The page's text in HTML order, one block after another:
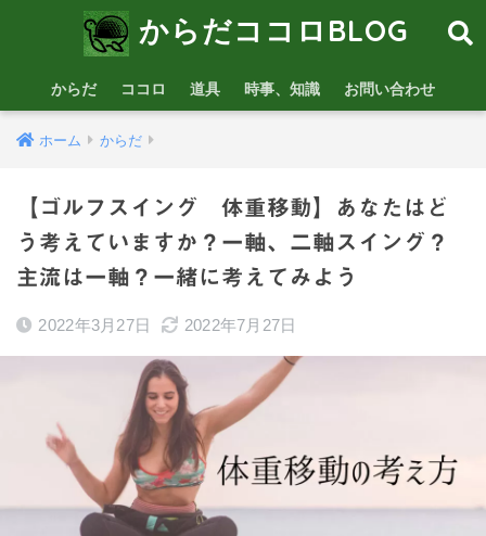
からだココロBLOG
からだ ココロ 道具 時事、知識 お問い合わせ
ホーム からだ
【ゴルフスイング 体重移動】あなたはど
う考えていますか？一軸、二軸スイング？
主流は一軸？一緒に考えてみよう
2022年3月27日 2022年7月27日